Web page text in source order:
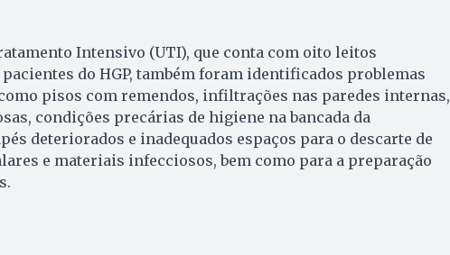
Intensivo (UTI), que conta com oito leitos
do HGP, também foram identificados problemas
pisos com remendos, infiltrações nas paredes internas,
condições precárias de higiene na bancada da
deteriorados e inadequados espaços para o descarte de
e materiais infecciosos, bem como para a preparação